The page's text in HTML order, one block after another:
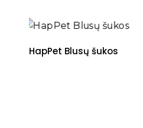
HapPet Blusų šukos